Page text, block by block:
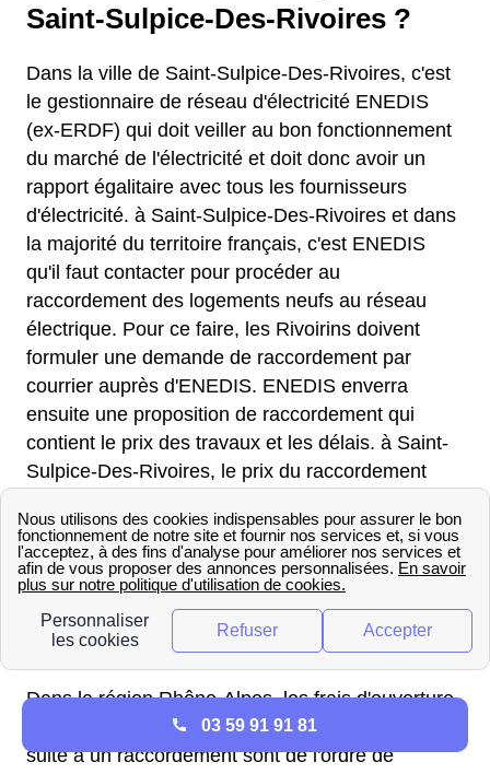
Saint-Sulpice-Des-Rivoires ?
Dans la ville de Saint-Sulpice-Des-Rivoires, c'est
le gestionnaire de réseau d'électricité ENEDIS
(ex-ERDF) qui doit veiller au bon fonctionnement
du marché de l'électricité et doit donc avoir un
rapport égalitaire avec tous les fournisseurs
d'électricité. à Saint-Sulpice-Des-Rivoires et dans
la majorité du territoire français, c'est ENEDIS
qu'il faut contacter pour procéder au
raccordement des logements neufs au réseau
électrique. Pour ce faire, les Rivoirins doivent
formuler une demande de raccordement par
courrier auprès d'ENEDIS. ENEDIS enverra
ensuite une proposition de raccordement qui
contient le prix des travaux et les délais. à Saint-
Sulpice-Des-Rivoires, le prix du raccordement
tarifaire et la puissance de compteur souhaitée.
La dernière étape avant d'avoir de l'électricité
dans votre logement neuf à Saint-Sulpice-Des-
Rivoires consiste à mettre le compteur à votre
nom.
Dans la région Rhône-Alpes, les frais d'ouverture
de compteur pour une première mise en service
suite à un raccordement sont de l'ordre de
03 59 91 91 81